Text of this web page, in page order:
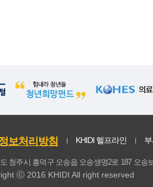
18.01 0.75
17.08
16.28 0.5
보처리방침 KHIDI 헬프라인
청주시 흥덕구 오송읍 오송생명2로 187 오
ⓒ 2016 KHIDI All right reserved